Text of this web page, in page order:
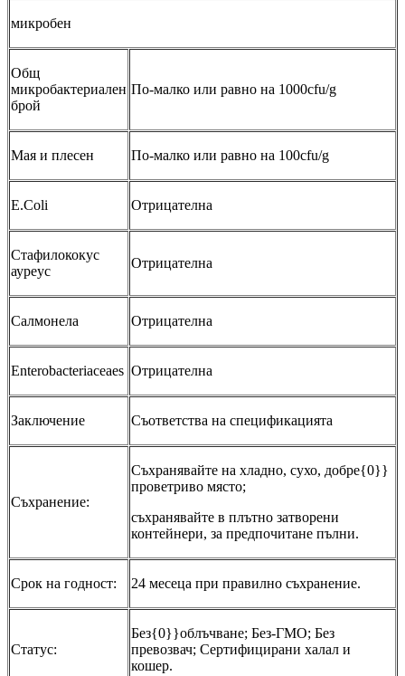
микробен
Общ
микробактериален
брой
По-малко или равно на 1000cfu/g
Мая и плесен По-малко или равно на 100cfu/g
E.Coli Отрицателна
Стафилококус
ауреус
Отрицателна
Салмонела Отрицателна
Enterobacteriaceaes Отрицателна
Заключение Съответства на спецификацията
Съхранение:
Съхранявайте на хладно, сухо, добре{0}}
проветриво място;
съхранявайте в плътно затворени
контейнери, за предпочитане пълни.
Срок на годност: 24 месеца при правилно съхранение.
Статус:
Без{0}}облъчване; Без-ГМО; Без
превозвач; Сертифицирани халал и
кошер.